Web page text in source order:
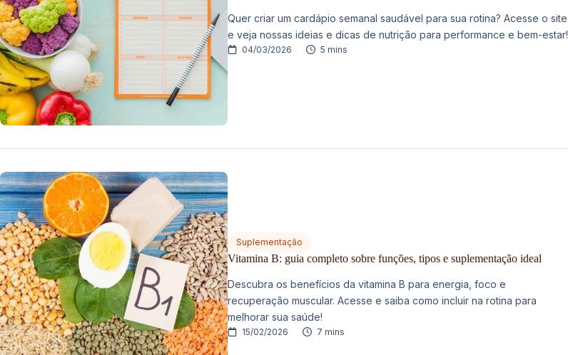
Quer criar um cardápio semanal saudável para sua rotina? Acesse o site
e veja nossas ideias e dicas de nutrição para performance e bem-estar!
04/03/2026 5 mins
Suplementação
Vitamina B: guia completo sobre funções, tipos e suplementação ideal
Descubra os benefícios da vitamina B para energia, foco e
recuperação muscular. Acesse e saiba como incluir na rotina para
melhorar sua saúde!
15/02/2026 7 mins